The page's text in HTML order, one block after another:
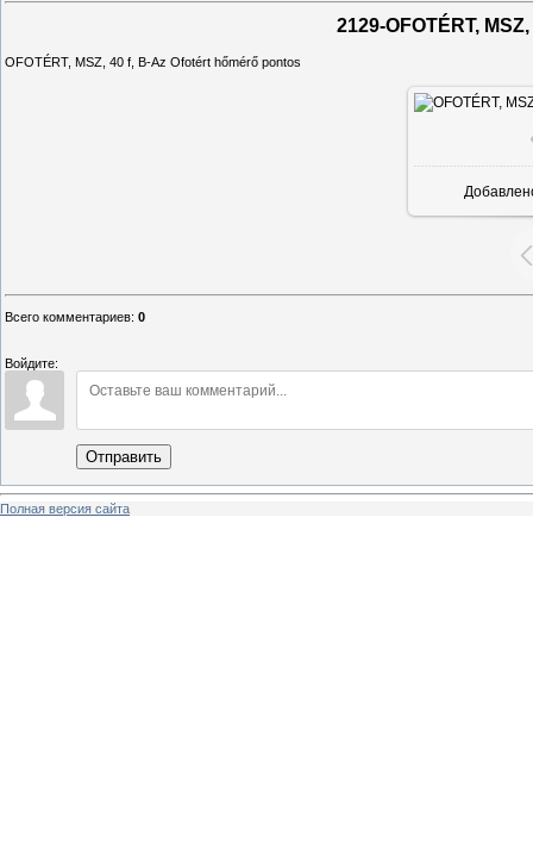
2129-OFOTÉRT,
OFOTÉRT, MSZ, 40 f, B-Az Ofotért hőmérő pontos
Всего комментариев: 0
Войдите:
Отправить
Полная версия сайта